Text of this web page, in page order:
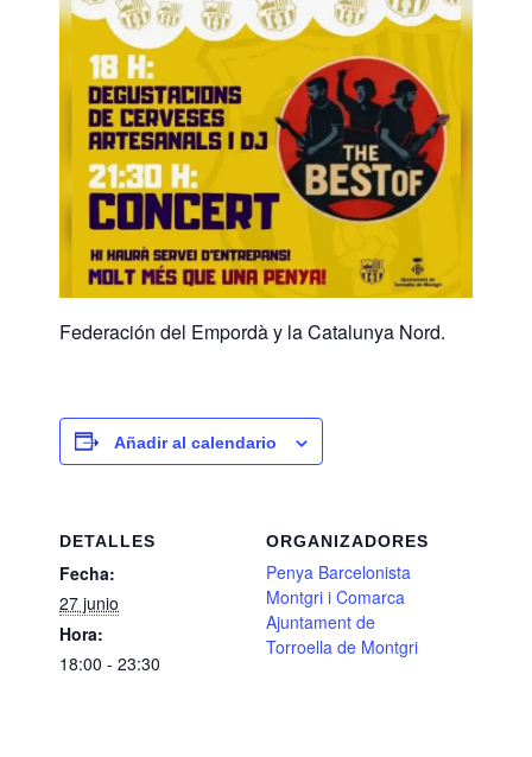
Federación del Empordà y la Catalunya Nord.
Añadir al calendario
DETALLES
Fecha:
27 junio
Hora:
18:00 - 23:30
ORGANIZADORES
Penya Barcelonista
Montgri i Comarca
Ajuntament de
Torroella de Montgri